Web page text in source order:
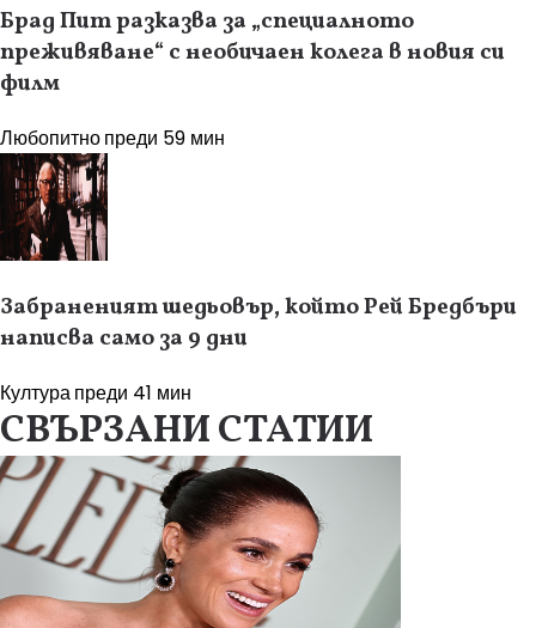
Брад Пит разказва за „специалното
преживяване“ с необичаен колега в новия си
филм
Любопитнопреди 59 мин
Забраненият шедьовър, който Рей Бредбъри
написва само за 9 дни
Културапреди 41 мин
СВЪРЗАНИ СТАТИИ